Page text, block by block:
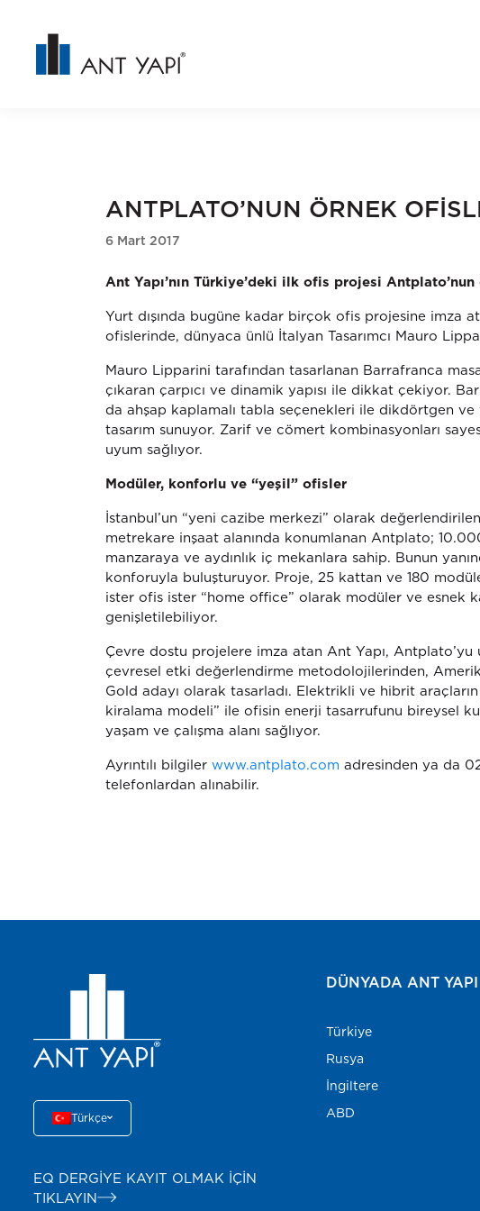
ANTPLATO’NUN ÖRNEK
6 Mart 2017
Ant Yapı’nın Türkiye’deki ilk ofis projesi
Yurt dışında bugüne kadar birçok ofis projesine imza
ofislerinde, dünyaca ünlü İtalyan Tasarımcı Mauro
Mauro Lipparini tarafından tasarlanan Barrafranca
çıkaran çarpıcı ve dinamik yapısı ile dikkat çekiyor.
da ahşap kaplamalı tabla seçenekleri ile dikdörtgen
tasarım sunuyor. Zarif ve cömert kombinasyonları
uyum sağlıyor.
Modüler, konforlu ve “yeşil” ofisler
İstanbul’un “yeni cazibe merkezi” olarak
metrekare inşaat alanında konumlanan Antplato;
manzaraya ve aydınlık iç mekanlara sahip. Bunun
konforuyla buluşturuyor. Proje, 25 kattan ve 180
ister ofis ister “home office” olarak modüler ve esnek
genişletilebiliyor.
Çevre dostu projelere imza atan Ant Yapı, Antplato’yu
çevresel etki değerlendirme metodolojilerinden,
Gold adayı olarak tasarladı. Elektrikli ve hibrit
kiralama modeli” ile ofisin enerji tasarrufunu bireysel
yaşam ve çalışma alanı sağlıyor.
Ayrıntılı bilgiler www.antplato.com adresinden ya da
telefonlardan alınabilir.
Türkçe
EQ DERGİYE KAYIT OLMAK İÇİN
TIKLAYIN
DÜNYADA ANT YAPI
Türkiye
Rusya
İngiltere
ABD